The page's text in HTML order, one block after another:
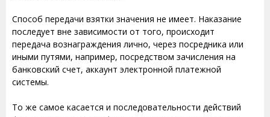
Способ передачи взятки значения не имеет. Наказание
последует вне зависимости от того, происходит
передача вознаграждения лично, через посредника или
иными путями, например, посредством зачисления на
банковский счет, аккаунт электронной платежной
системы.
То же самое касается и последовательности действий